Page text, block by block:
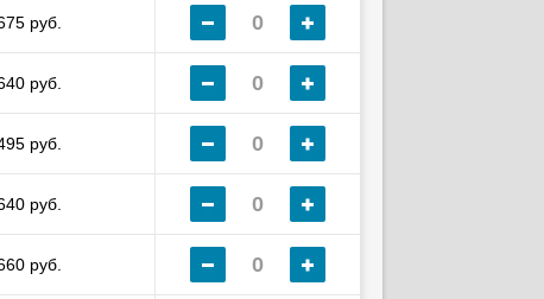
руб.
руб.
руб.
руб.
руб.